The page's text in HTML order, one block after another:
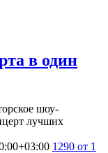
в один
шоу-
лучших
1290 от 1